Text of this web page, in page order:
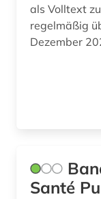
als Volltext
regelmäßig
Dezember
Santé